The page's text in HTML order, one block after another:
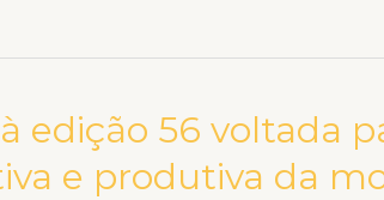
edição 56 voltada
e produtiva da